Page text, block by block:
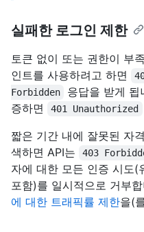
실패한 로그인 제한
토큰 없이 또는 권한이 부
인트를 사용하려고 하면
Forbidden
응답을 받게 됩
증하면
401 Unauthorized
짧은 기간 내에 잘못된 자
색하면 API는
403
자에 대한 모든 인증 시도(
포함)를 일시적으로 거부
에 대한 트래픽률 제한을(